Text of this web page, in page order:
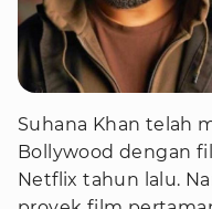
Suhana Khan telah
Bollywood dengan
Netflix tahun lalu.